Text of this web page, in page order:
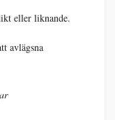
eller liknande.
avlägsna